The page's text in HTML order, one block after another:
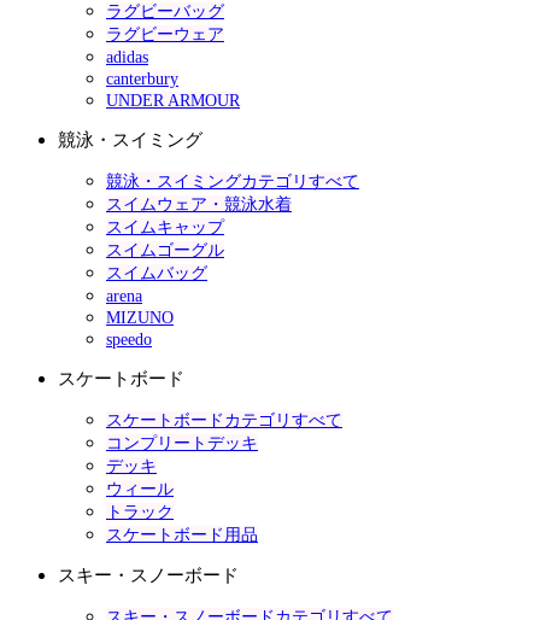
ラグビーバッグ
ラグビーウェア
adidas
canterbury
UNDER ARMOUR
競泳・スイミング
競泳・スイミングカテゴリすべて
スイムウェア・競泳水着
スイムキャップ
スイムゴーグル
スイムバッグ
arena
MIZUNO
speedo
スケートボード
スケートボードカテゴリすべて
コンプリートデッキ
デッキ
ウィール
トラック
スケートボード用品
スキー・スノーボード